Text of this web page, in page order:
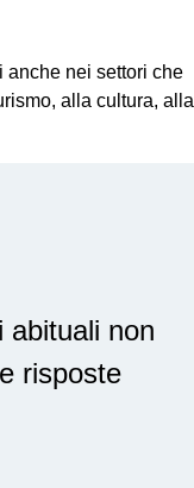
anche nei settori che
alla cultura, alla
abituali non
risposte